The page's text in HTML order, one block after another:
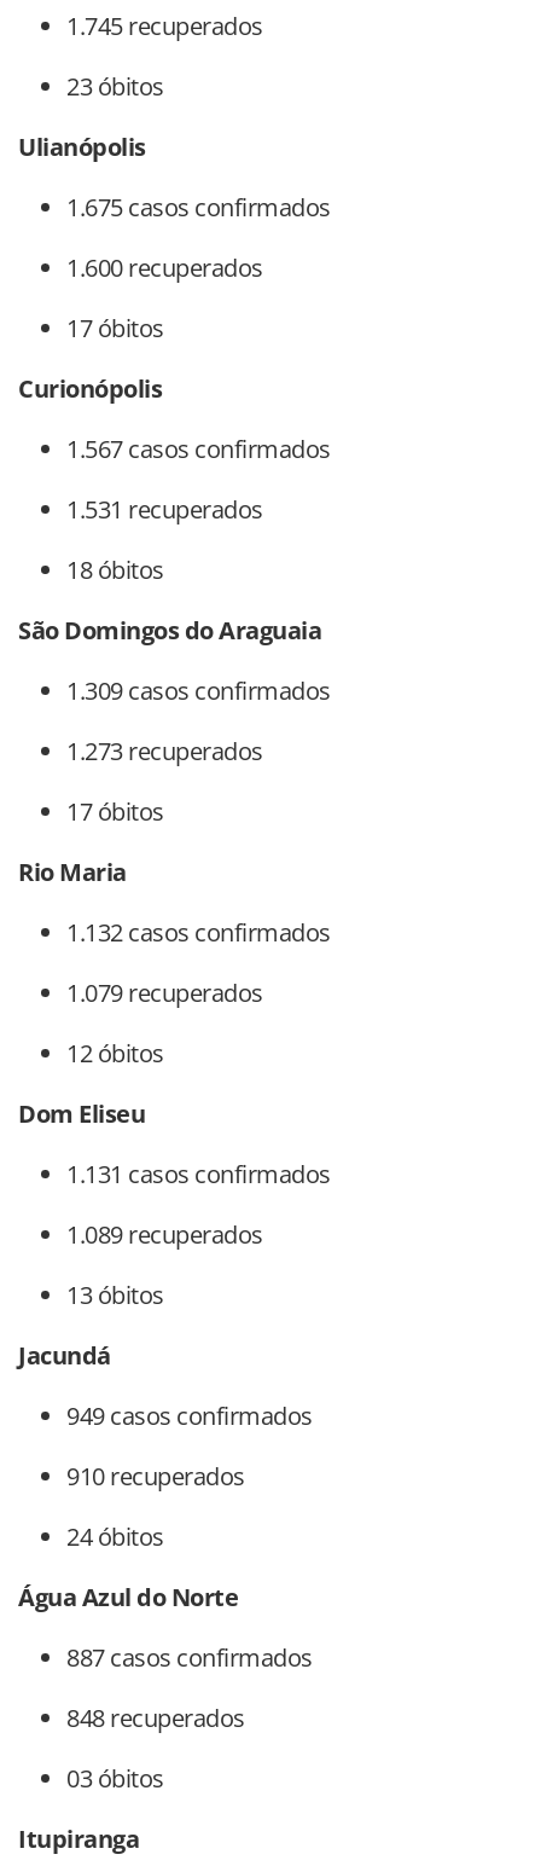
1.745 recuperados
23 óbitos
Ulianópolis
1.675 casos confirmados
1.600 recuperados
17 óbitos
Curionópolis
1.567 casos confirmados
1.531 recuperados
18 óbitos
São Domingos do Araguaia
1.309 casos confirmados
1.273 recuperados
17 óbitos
Rio Maria
1.132 casos confirmados
1.079 recuperados
12 óbitos
Dom Eliseu
1.131 casos confirmados
1.089 recuperados
13 óbitos
Jacundá
949 casos confirmados
910 recuperados
24 óbitos
Água Azul do Norte
887 casos confirmados
848 recuperados
03 óbitos
Itupiranga